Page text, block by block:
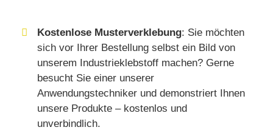
Kostenlose Musterverklebung: Sie möchten
sich vor Ihrer Bestellung selbst ein Bild von
unserem Industrieklebstoff machen? Gerne
besucht Sie einer unserer
Anwendungstechniker und demonstriert Ihnen
unsere Produkte – kostenlos und
unverbindlich.